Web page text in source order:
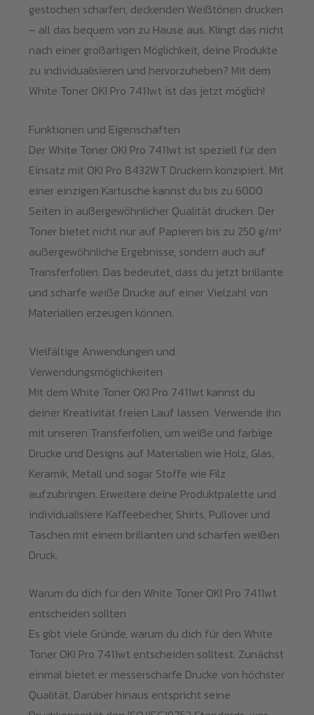
gestochen scharfen, deckenden Weißtönen drucken
– all das bequem von zu Hause aus. Klingt das nicht
nach einer großartigen Möglichkeit, deine Produkte
zu individualisieren und hervorzuheben? Mit dem
White Toner OKI Pro 7411wt ist das jetzt möglich!
Funktionen und Eigenschaften
Der White Toner OKI Pro 7411wt ist speziell für den
Einsatz mit OKI Pro 8432WT Druckern konzipiert. Mit
einer einzigen Kartusche kannst du bis zu 6000
Seiten in außergewöhnlicher Qualität drucken. Der
Toner bietet nicht nur auf Papieren bis zu 250 g/m²
außergewöhnliche Ergebnisse, sondern auch auf
Transferfolien. Das bedeutet, dass du jetzt brillante
und scharfe weiße Drucke auf einer Vielzahl von
Materialien erzeugen können.
Vielfältige Anwendungen und
Verwendungsmöglichkeiten
Mit dem White Toner OKI Pro 7411wt kannst du
deiner Kreativität freien Lauf lassen. Verwende ihn
mit unseren Transferfolien, um weiße und farbige
Drucke und Designs auf Materialien wie Holz, Glas,
Keramik, Metall und sogar Stoffe wie Filz
aufzubringen. Erweitere deine Produktpalette und
individualisiere Kaffeebecher, Shirts, Pullover und
Taschen mit einem brillanten und scharfen weißen
Druck.
Warum du dich für den White Toner OKI Pro 7411wt
entscheiden sollten
Es gibt viele Gründe, warum du dich für den White
Toner OKI Pro 7411wt entscheiden solltest. Zunächst
einmal bietet er messerscharfe Drucke von höchster
Qualität. Darüber hinaus entspricht seine